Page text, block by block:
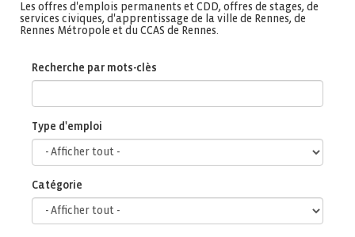
Les offres d'emplois permanents et CDD, offres de stages, de
services civiques, d'apprentissage de la ville de Rennes, de
Rennes Métropole et du CCAS de Rennes.
Recherche par mots-clès
Type d'emploi
Catégorie